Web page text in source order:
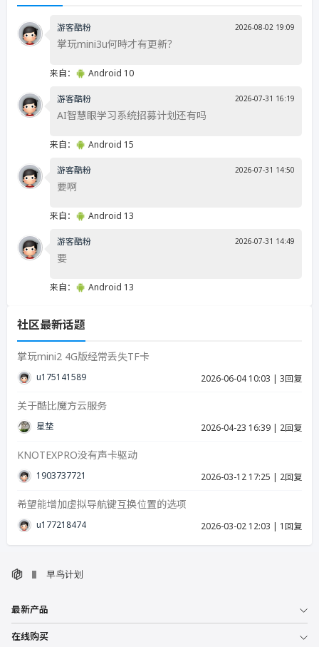
游客酷粉 2026-08-02 19:09
掌玩mini3u何時才有更新？
来自： Android 10
游客酷粉 2026-07-31 16:19
AI智慧眼学习系统招募计划还有吗
来自： Android 15
游客酷粉 2026-07-31 14:50
要啊
来自： Android 13
游客酷粉 2026-07-31 14:49
要
来自： Android 13
社区最新话题
掌玩mini2 4G版经常丢失TF卡
u17514158939287 2026-06-04 10:03 | 3回复
关于酷比魔方云服务
星埜 2026-04-23 16:39 | 2回复
KNOTEXPRO没有声卡驱动
19037377215 2026-03-12 17:25 | 2回复
希望能增加虚拟导航键互换位置的选项
u17721847423986 2026-03-02 12:03 | 1回复
早鸟计划
最新产品
在线购买